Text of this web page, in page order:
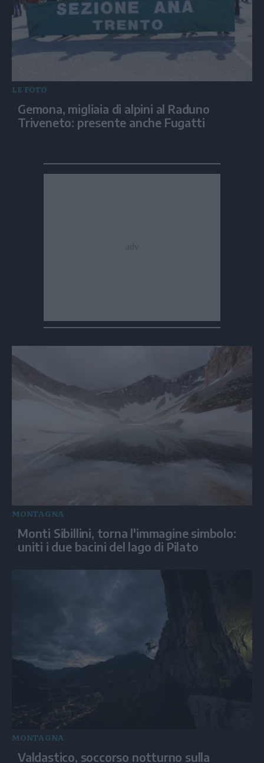
LE FOTO
Gemona, migliaia di alpini al Raduno
Triveneto: presente anche Fugatti
MONTAGNA
Monti Sibillini, torna l'immagine simbolo:
uniti i due bacini del lago di Pilato
MONTAGNA
Valdastico, soccorso notturno sulla